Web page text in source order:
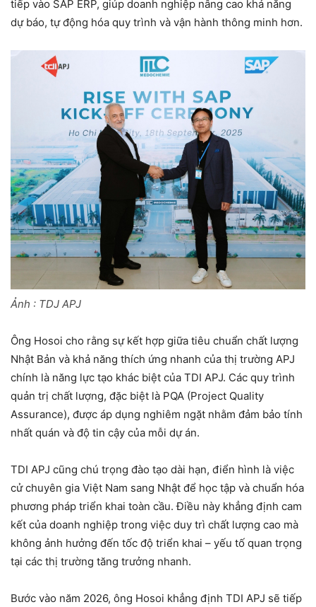
tiếp vào SAP ERP, giúp doanh nghiệp nâng cao khả năng
dự báo, tự động hóa quy trình và vận hành thông minh hơn.
Ảnh : TDJ APJ
Ông Hosoi cho rằng sự kết hợp giữa tiêu chuẩn chất lượng
Nhật Bản và khả năng thích ứng nhanh của thị trường APJ
chính là năng lực tạo khác biệt của TDI APJ. Các quy trình
quản trị chất lượng, đặc biệt là PQA (Project Quality
Assurance), được áp dụng nghiêm ngặt nhằm đảm bảo tính
nhất quán và độ tin cậy của mỗi dự án.
TDI APJ cũng chú trọng đào tạo dài hạn, điển hình là việc
cử chuyên gia Việt Nam sang Nhật để học tập và chuẩn hóa
phương pháp triển khai toàn cầu. Điều này khẳng định cam
kết của doanh nghiệp trong việc duy trì chất lượng cao mà
không ảnh hưởng đến tốc độ triển khai – yếu tố quan trọng
tại các thị trường tăng trưởng nhanh.
Bước vào năm 2026, ông Hosoi khẳng định TDI APJ sẽ tiếp